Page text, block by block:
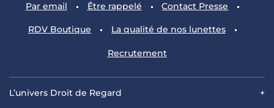
Par email Être rappelé Contact Presse
RDV Boutique La qualité de nos lunettes
Recrutement
L’univers Droit de Regard